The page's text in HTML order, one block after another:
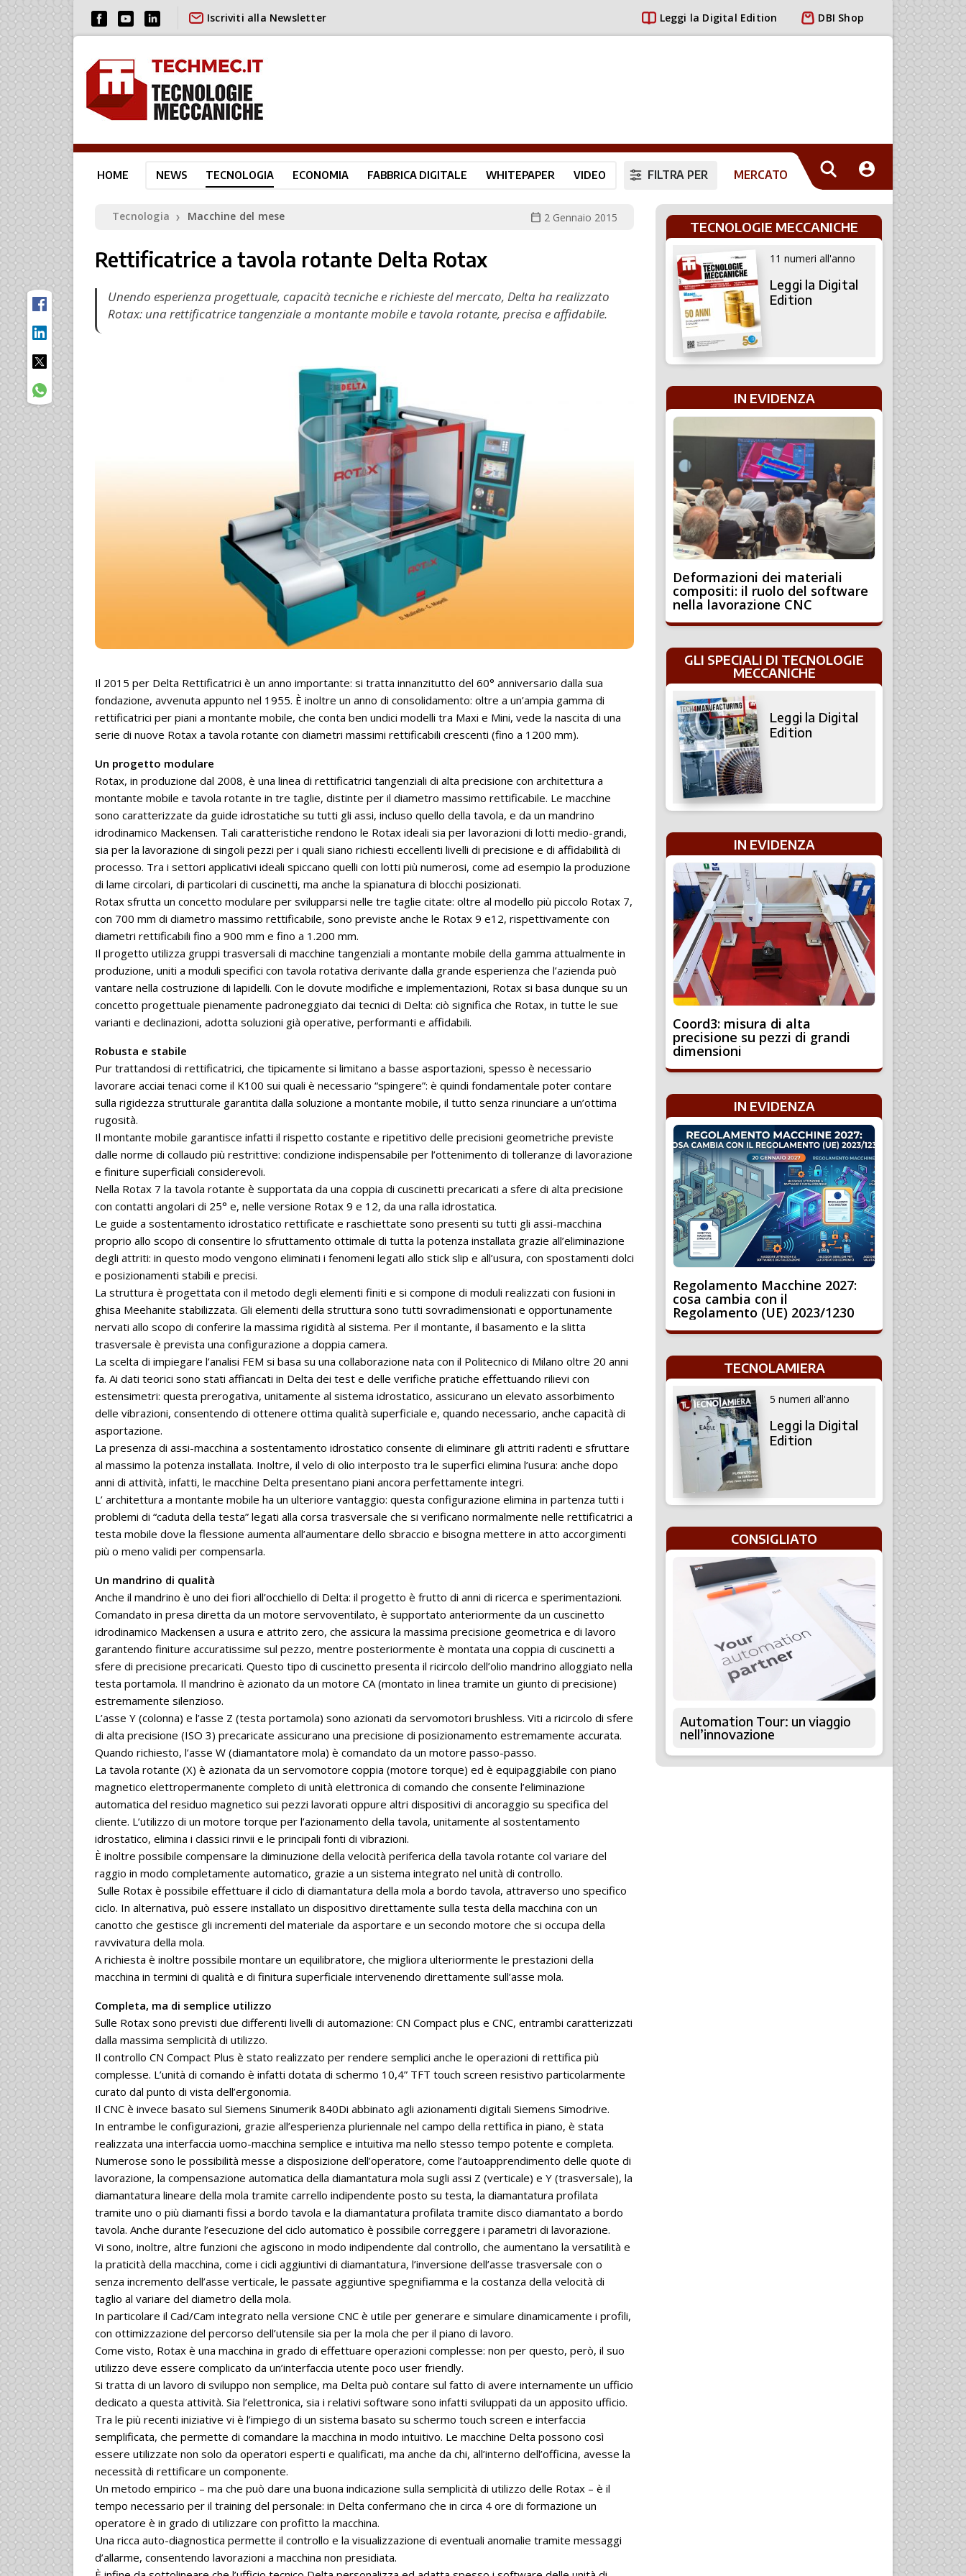
Iscriviti alla Newsletter Leggi la Digital Edition DBI Shop
HOME NEWS TECNOLOGIA ECONOMIA FABBRICA DIGITALE WHITEPAPER VIDEO FILTRA PER MERCATO
Tecnologia ❯ Macchine del mese calendar_today 2 Gennaio 2015
Rettificatrice a tavola rotante Delta Rotax
Unendo esperienza progettuale, capacità tecniche e richieste del mercato, Delta ha realizzato
Rotax: una rettificatrice tangenziale a montante mobile e tavola rotante, precisa e affidabile.
Il 2015 per Delta Rettificatrici è un anno importante: si tratta innanzitutto del 60° anniversario dalla sua
fondazione, avvenuta appunto nel 1955. È inoltre un anno di consolidamento: oltre a un’ampia gamma di
rettificatrici per piani a montante mobile, che conta ben undici modelli tra Maxi e Mini, vede la nascita di una
serie di nuove Rotax a tavola rotante con diametri massimi rettificabili crescenti (fino a 1200 mm).
Un progetto modulare
Rotax, in produzione dal 2008, è una linea di rettificatrici tangenziali di alta precisione con architettura a
montante mobile e tavola rotante in tre taglie, distinte per il diametro massimo rettificabile. Le macchine
sono caratterizzate da guide idrostatiche su tutti gli assi, incluso quello della tavola, e da un mandrino
idrodinamico Mackensen. Tali caratteristiche rendono le Rotax ideali sia per lavorazioni di lotti medio-grandi,
sia per la lavorazione di singoli pezzi per i quali siano richiesti eccellenti livelli di precisione e di affidabilità di
processo. Tra i settori applicativi ideali spiccano quelli con lotti più numerosi, come ad esempio la produzione
di lame circolari, di particolari di cuscinetti, ma anche la spianatura di blocchi posizionati.
Rotax sfrutta un concetto modulare per svilupparsi nelle tre taglie citate: oltre al modello più piccolo Rotax 7,
con 700 mm di diametro massimo rettificabile, sono previste anche le Rotax 9 e12, rispettivamente con
diametri rettificabili fino a 900 mm e fino a 1.200 mm.
Il progetto utilizza gruppi trasversali di macchine tangenziali a montante mobile della gamma attualmente in
produzione, uniti a moduli specifici con tavola rotativa derivante dalla grande esperienza che l’azienda può
vantare nella costruzione di lapidelli. Con le dovute modifiche e implementazioni, Rotax si basa dunque su un
concetto progettuale pienamente padroneggiato dai tecnici di Delta: ciò significa che Rotax, in tutte le sue
varianti e declinazioni, adotta soluzioni già operative, performanti e affidabili.
Robusta e stabile
Pur trattandosi di rettificatrici, che tipicamente si limitano a basse asportazioni, spesso è necessario
lavorare acciai tenaci come il K100 sui quali è necessario “spingere”: è quindi fondamentale poter contare
sulla rigidezza strutturale garantita dalla soluzione a montante mobile, il tutto senza rinunciare a un’ottima
rugosità.
Il montante mobile garantisce infatti il rispetto costante e ripetitivo delle precisioni geometriche previste
dalle norme di collaudo più restrittive: condizione indispensabile per l’ottenimento di tolleranze di lavorazione
e finiture superficiali considerevoli.
Nella Rotax 7 la tavola rotante è supportata da una coppia di cuscinetti precaricati a sfere di alta precisione
con contatti angolari di 25° e, nelle versione Rotax 9 e 12, da una ralla idrostatica.
Le guide a sostentamento idrostatico rettificate e raschiettate sono presenti su tutti gli assi-macchina
proprio allo scopo di consentire lo sfruttamento ottimale di tutta la potenza installata grazie all’eliminazione
degli attriti: in questo modo vengono eliminati i fenomeni legati allo stick slip e all’usura, con spostamenti dolci
e posizionamenti stabili e precisi.
La struttura è progettata con il metodo degli elementi finiti e si compone di moduli realizzati con fusioni in
ghisa Meehanite stabilizzata. Gli elementi della struttura sono tutti sovradimensionati e opportunamente
nervati allo scopo di conferire la massima rigidità al sistema. Per il montante, il basamento e la slitta
trasversale è prevista una configurazione a doppia camera.
La scelta di impiegare l’analisi FEM si basa su una collaborazione nata con il Politecnico di Milano oltre 20 anni
fa. Ai dati teorici sono stati affiancati in Delta dei test e delle verifiche pratiche effettuando rilievi con
estensimetri: questa prerogativa, unitamente al sistema idrostatico, assicurano un elevato assorbimento
delle vibrazioni, consentendo di ottenere ottima qualità superficiale e, quando necessario, anche capacità di
asportazione.
La presenza di assi-macchina a sostentamento idrostatico consente di eliminare gli attriti radenti e sfruttare
al massimo la potenza installata. Inoltre, il velo di olio interposto tra le superfici elimina l’usura: anche dopo
anni di attività, infatti, le macchine Delta presentano piani ancora perfettamente integri.
L’ architettura a montante mobile ha un ulteriore vantaggio: questa configurazione elimina in partenza tutti i
problemi di “caduta della testa” legati alla corsa trasversale che si verificano normalmente nelle rettificatrici a
testa mobile dove la flessione aumenta all’aumentare dello sbraccio e bisogna mettere in atto accorgimenti
più o meno validi per compensarla.
Un mandrino di qualità
Anche il mandrino è uno dei fiori all’occhiello di Delta: il progetto è frutto di anni di ricerca e sperimentazioni.
Comandato in presa diretta da un motore servoventilato, è supportato anteriormente da un cuscinetto
idrodinamico Mackensen a usura e attrito zero, che assicura la massima precisione geometrica e di lavoro
garantendo finiture accuratissime sul pezzo, mentre posteriormente è montata una coppia di cuscinetti a
sfere di precisione precaricati. Questo tipo di cuscinetto presenta il ricircolo dell’olio mandrino alloggiato nella
testa portamola. Il mandrino è azionato da un motore CA (montato in linea tramite un giunto di precisione)
estremamente silenzioso.
L’asse Y (colonna) e l’asse Z (testa portamola) sono azionati da servomotori brushless. Viti a ricircolo di sfere
di alta precisione (ISO 3) precaricate assicurano una precisione di posizionamento estremamente accurata.
Quando richiesto, l’asse W (diamantatore mola) è comandato da un motore passo-passo.
La tavola rotante (X) è azionata da un servomotore coppia (motore torque) ed è equipaggiabile con piano
magnetico elettropermanente completo di unità elettronica di comando che consente l’eliminazione
automatica del residuo magnetico sui pezzi lavorati oppure altri dispositivi di ancoraggio su specifica del
cliente. L’utilizzo di un motore torque per l’azionamento della tavola, unitamente al sostentamento
idrostatico, elimina i classici rinvii e le principali fonti di vibrazioni.
È inoltre possibile compensare la diminuzione della velocità periferica della tavola rotante col variare del
raggio in modo completamente automatico, grazie a un sistema integrato nel unità di controllo.
Sulle Rotax è possibile effettuare il ciclo di diamantatura della mola a bordo tavola, attraverso uno specifico
ciclo. In alternativa, può essere installato un dispositivo direttamente sulla testa della macchina con un
canotto che gestisce gli incrementi del materiale da asportare e un secondo motore che si occupa della
ravvivatura della mola.
A richiesta è inoltre possibile montare un equilibratore, che migliora ulteriormente le prestazioni della
macchina in termini di qualità e di finitura superficiale intervenendo direttamente sull’asse mola.
Completa, ma di semplice utilizzo
Sulle Rotax sono previsti due differenti livelli di automazione: CN Compact plus e CNC, entrambi caratterizzati
dalla massima semplicità di utilizzo.
Il controllo CN Compact Plus è stato realizzato per rendere semplici anche le operazioni di rettifica più
complesse. L’unità di comando è infatti dotata di schermo 10,4” TFT touch screen resistivo particolarmente
curato dal punto di vista dell’ergonomia.
Il CNC è invece basato sul Siemens Sinumerik 840Di abbinato agli azionamenti digitali Siemens Simodrive.
In entrambe le configurazioni, grazie all’esperienza pluriennale nel campo della rettifica in piano, è stata
realizzata una interfaccia uomo-macchina semplice e intuitiva ma nello stesso tempo potente e completa.
Numerose sono le possibilità messe a disposizione dell’operatore, come l’autoapprendimento delle quote di
lavorazione, la compensazione automatica della diamantatura mola sugli assi Z (verticale) e Y (trasversale), la
diamantatura lineare della mola tramite carrello indipendente posto su testa, la diamantatura profilata
tramite uno o più diamanti fissi a bordo tavola e la diamantatura profilata tramite disco diamantato a bordo
tavola. Anche durante l’esecuzione del ciclo automatico è possibile correggere i parametri di lavorazione.
Vi sono, inoltre, altre funzioni che agiscono in modo indipendente dal controllo, che aumentano la versatilità e
la praticità della macchina, come i cicli aggiuntivi di diamantatura, l’inversione dell’asse trasversale con o
senza incremento dell’asse verticale, le passate aggiuntive spegnifiamma e la costanza della velocità di
taglio al variare del diametro della mola.
In particolare il Cad/Cam integrato nella versione CNC è utile per generare e simulare dinamicamente i profili,
con ottimizzazione del percorso dell’utensile sia per la mola che per il piano di lavoro.
Come visto, Rotax è una macchina in grado di effettuare operazioni complesse: non per questo, però, il suo
utilizzo deve essere complicato da un’interfaccia utente poco user friendly.
Si tratta di un lavoro di sviluppo non semplice, ma Delta può contare sul fatto di avere internamente un ufficio
dedicato a questa attività. Sia l’elettronica, sia i relativi software sono infatti sviluppati da un apposito ufficio.
Tra le più recenti iniziative vi è l’impiego di un sistema basato su schermo touch screen e interfaccia
semplificata, che permette di comandare la macchina in modo intuitivo. Le macchine Delta possono così
essere utilizzate non solo da operatori esperti e qualificati, ma anche da chi, all’interno dell’officina, avesse la
necessità di rettificare un componente.
Un metodo empirico – ma che può dare una buona indicazione sulla semplicità di utilizzo delle Rotax – è il
tempo necessario per il training del personale: in Delta confermano che in circa 4 ore di formazione un
operatore è in grado di utilizzare con profitto la macchina.
Una ricca auto-diagnostica permette il controllo e la visualizzazione di eventuali anomalie tramite messaggi
d’allarme, consentendo lavorazioni a macchina non presidiata.
TECNOLOGIE MECCANICHE
11 numeri all'anno
Leggi la Digital
Edition
IN EVIDENZA
Deformazioni dei materiali
compositi: il ruolo del software
nella lavorazione CNC
GLI SPECIALI DI TECNOLOGIE
MECCANICHE
Leggi la Digital
Edition
IN EVIDENZA
Coord3: misura di alta
precisione su pezzi di grandi
dimensioni
IN EVIDENZA
Regolamento Macchine 2027:
cosa cambia con il
Regolamento (UE) 2023/1230
TECNOLAMIERA
5 numeri all'anno
Leggi la Digital
Edition
CONSIGLIATO
Automation Tour: un viaggio
nell’innovazione